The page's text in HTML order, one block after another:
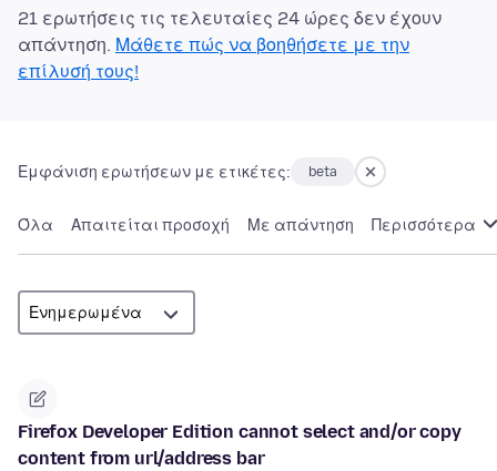
21 ερωτήσεις τις τελευταίες 24 ώρες δεν έχουν
απάντηση. Μάθετε πώς να βοηθήσετε με την
επίλυσή τους!
Εμφάνιση ερωτήσεων με ετικέτες: beta
Όλα Απαιτείται προσοχή Με απάντηση Περισσότερα
Firefox Developer Edition cannot select and/or copy
content from url/address bar